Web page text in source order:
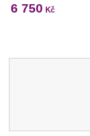
6 750 Kč